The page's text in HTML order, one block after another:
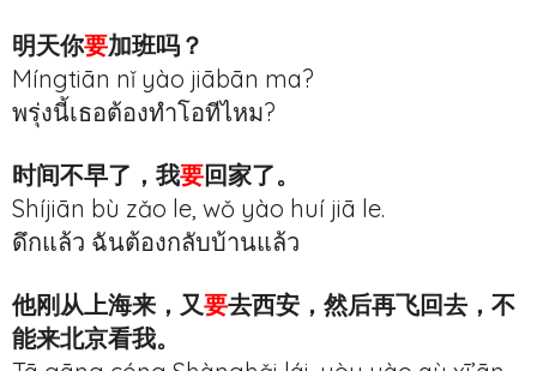
明天你要加班吗？
Míngtiān nǐ yào jiābān ma?
พรุ่งนี้เธอต้องทำโอทีไหม?
时间不早了，我要回家了。
Shíjiān bù zǎo le, wǒ yào huí jiā le.
ดึกแล้ว ฉันต้องกลับบ้านแล้ว
他刚从上海来，又要去西安，然后再飞回去，不
能来北京看我。